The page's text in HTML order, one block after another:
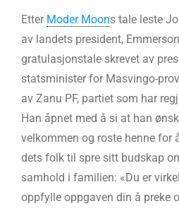
Etter Moder Moons tale leste
av landets president,
gratulasjonstale skrevet av
statsminister for Masvingo-
av Zanu PF, partiet som har
Han åpnet med å si at han
velkommen og roste henne for
dets folk til spre sitt budskap
samhold i familien: «Du er
oppfylle oppgaven din å preke